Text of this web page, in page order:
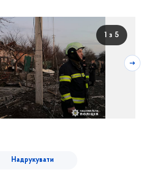
1 з 5
Надрукувати